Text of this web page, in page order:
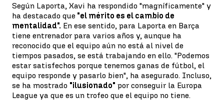
Según Laporta, Xavi ha respondido "magníficamente" y
ha destacado que "el mérito es el cambio de
mentalidad". En ese sentido, para Laporta en Barça
tiene entrenador para varios años y, aunque ha
reconocido que el equipo aún no está al nivel de
tiempos pasados, se está trabajando en ello. "Podemos
estar satisfechos porque tenemos ganas de fútbol, el
equipo responde y pasarlo bien", ha asegurado. Incluso,
se ha mostrado "ilusionado" por conseguir la Europa
League ya que es un trofeo que el equipo no tiene.